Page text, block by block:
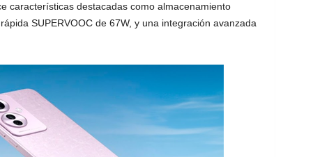
características destacadas como almacenamiento
SUPERVOOC de 67W, y una integración avanzada